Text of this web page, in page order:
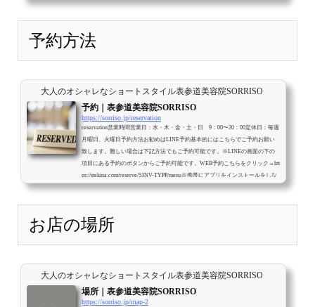
予約方法
大人のオシャレなショートスタイル表参道美容院SORRISO
予約｜表参道美容院SORRISO
https://sorriso.jp/reservation
reservation営業時間営業日：水・木・金・土・日 9：00〜20：00定休日：毎週
月曜日、火曜日予約方法お勧めはLINE予約基本的にはこちらでご予約お願い
致します。難しい場合は下記方法でもご予約可能です。※LINEの画面の下の
項目にある予約のボタンからご予約可能です。WEB予約こちらをクリック→htt
ps://stekina.com/reserve/53NV-TYPP/menu※携帯にアプリをインストールをしな
お店の場所
大人のオシャレなショートスタイル表参道美容院SORRISO
場所｜表参道美容院SORRISO
https://sorriso.jp/map-2